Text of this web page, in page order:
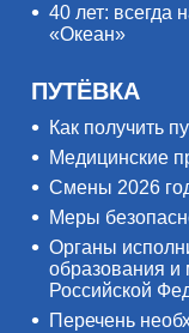
40 лет: всегда
«Океан»
ПУТЁВКА
Как получить
Медицинские
Смены 2026
Меры
Органы
образования и
Российской
Перечень